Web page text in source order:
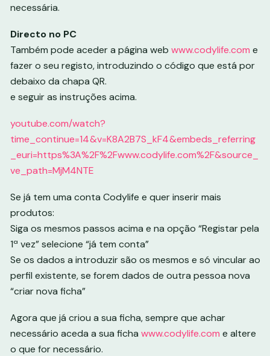
necessária.
Directo no PC
Também pode aceder a página web www.codylife.com e
fazer o seu registo, introduzindo o código que está por
debaixo da chapa QR.
e seguir as instruções acima.
youtube.com/watch?
time_continue=14&v=K8A2B7S_kF4&embeds_referring
_euri=https%3A%2F%2Fwww.codylife.com%2F&source_
ve_path=MjM4NTE
Se já tem uma conta Codylife e quer inserir mais
produtos:
Siga os mesmos passos acima e na opção “Registar pela
1ª vez” selecione “já tem conta”
Se os dados a introduzir são os mesmos e só vincular ao
perfil existente, se forem dados de outra pessoa nova
“criar nova ficha”
Agora que já criou a sua ficha, sempre que achar
necessário aceda a sua ficha www.codylife.com e altere
o que for necessário.